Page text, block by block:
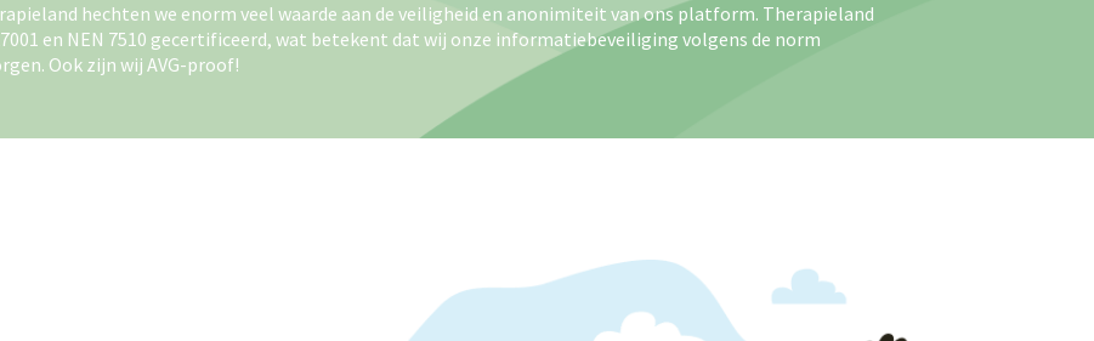
hechten we enorm veel waarde aan de veiligheid en anonimiteit van ons platform. Therapieland
en NEN 7510 gecertificeerd, wat betekent dat wij onze informatiebeveiliging volgens de norm
Ook zijn wij AVG-proof!